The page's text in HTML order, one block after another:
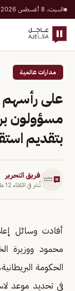
السبت، 8 أغسطس 2026 · 25 صفر 1448 هـ
مدارات عالمية
على رأسهم
مسؤولون
بتقديم
فريق التحرير
نُشر في الثلاثاء 12 مايو 2026
أفادت وسائل
محمود ووزيرة
الحكومة